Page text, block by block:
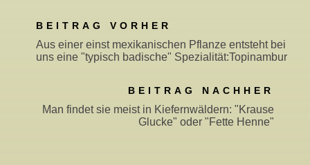
BEITRAG VORHER
Aus einer einst mexikanischen Pflanze entsteht bei
uns eine "typisch badische" Spezialität:Topinambur
BEITRAG NACHHER
Man findet sie meist in Kiefernwäldern: "Krause
Glucke" oder "Fette Henne"